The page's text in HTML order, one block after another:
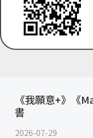
《我願意+》《
書
2026-07-29